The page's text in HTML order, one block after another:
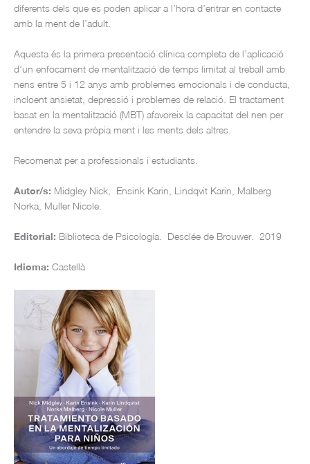
diferents dels que es poden aplicar a l’hora d’entrar en contacte
amb la ment de l’adult.
Aquesta és la primera presentació clínica completa de l’aplicació
d’un enfocament de mentalització de temps limitat al treball amb
nens entre 5 i 12 anys amb problemes emocionals i de conducta,
incloent ansietat, depressió i problemes de relació. El tractament
basat en la mentalització (MBT) afavoreix la capacitat del nen per
entendre la seva pròpia ment i les ments dels altres.
Recomenat per a professionals i estudiants.
Autor/s: Midgley Nick, Ensink Karin, Lindqvit Karin, Malberg
Norka, Muller Nicole.
Editorial: Biblioteca de Psicología. Desclée de Brouwer. 2019
Idioma: Castellà